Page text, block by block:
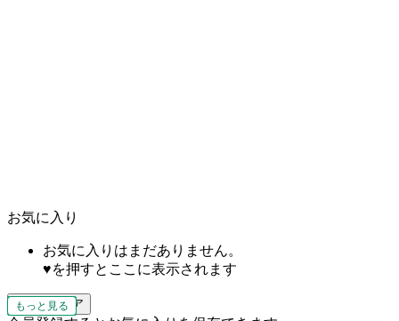
もっと見る
もっと見る
もっと見る
もっと見る
もっと見る
もっと見る
もっと見る
もっと見る
もっと見る
もっと見る
もっと見る
もっと見る
もっと見る
もっと見る
もっと見る
もっと見る
もっと見る
もっと見る
もっと見る
もっと見る
もっと見る
もっと見る
もっと見る
もっと見る
もっと見る
もっと見る
もっと見る
もっと見る
もっと見る
お気に入り
お気に入りはまだありません。
♥を押すとここに表示されます
すべてクリア